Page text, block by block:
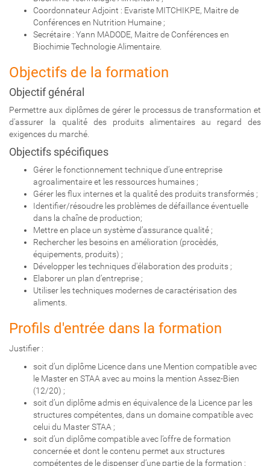
Coordonnateur Adjoint : Evariste MITCHIKPE, Maitre de
Conférences en Nutrition Humaine ;
Secrétaire : Yann MADODE, Maitre de Conférences en
Biochimie Technologie Alimentaire.
Objectifs de la formation
Objectif général
Permettre aux diplômes de gérer le processus de transformation et
d'assurer la qualité́ des produits alimentaires au regard des
exigences du marché.
Objectifs spécifiques
Gérer le fonctionnement technique d’une entreprise
agroalimentaire et les ressources humaines ;
Gérer les flux internes et la qualité́ des produits transformés ;
Identifier/résoudre les problèmes de défaillance éventuelle
dans la chaîne de production;
Mettre en place un système d’assurance qualité́ ;
Rechercher les besoins en amélioration (procèdés,
équipements, produits) ;
Développer les techniques d'élaboration des produits ;
Elaborer un plan d’entreprise ;
Utiliser les techniques modernes de caractérisation des
aliments.
Profils d'entrée dans la formation
Justifier :
soit d’un diplôme Licence dans une Mention compatible avec
le Master en STAA avec au moins la mention Assez-Bien
(12/20) ;
soit d’un diplôme admis en équivalence de la Licence par les
structures compétentes, dans un domaine compatible avec
celui du Master STAA ;
soit d’un diplôme compatible avec l’offre de formation
concernée et dont le contenu permet aux structures
compétentes de le dispenser d’une partie de la formation ;